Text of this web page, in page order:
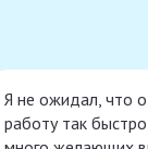
Я не ожидал, что
работу так